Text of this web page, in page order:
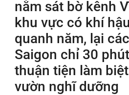
nằm sát bờ kênh
khu vực có khí
quanh năm, lại
Saigon chỉ 30
thuận tiện làm
vườn nghĩ dưỡng